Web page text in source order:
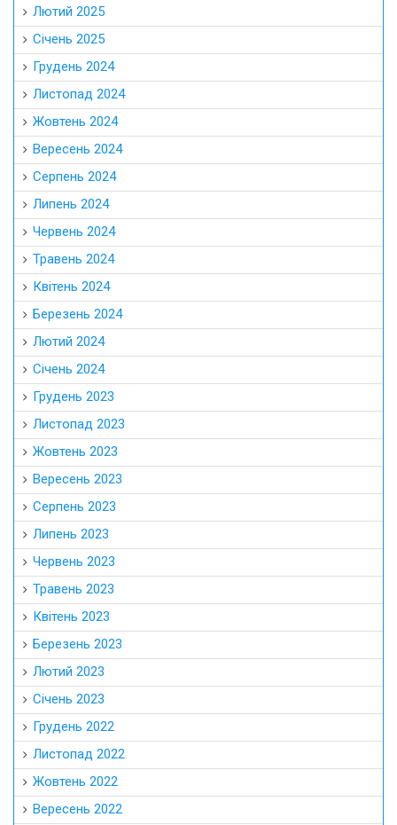
Лютий 2025
Січень 2025
Грудень 2024
Листопад 2024
Жовтень 2024
Вересень 2024
Серпень 2024
Липень 2024
Червень 2024
Травень 2024
Квітень 2024
Березень 2024
Лютий 2024
Січень 2024
Грудень 2023
Листопад 2023
Жовтень 2023
Вересень 2023
Серпень 2023
Липень 2023
Червень 2023
Травень 2023
Квітень 2023
Березень 2023
Лютий 2023
Січень 2023
Грудень 2022
Листопад 2022
Жовтень 2022
Вересень 2022